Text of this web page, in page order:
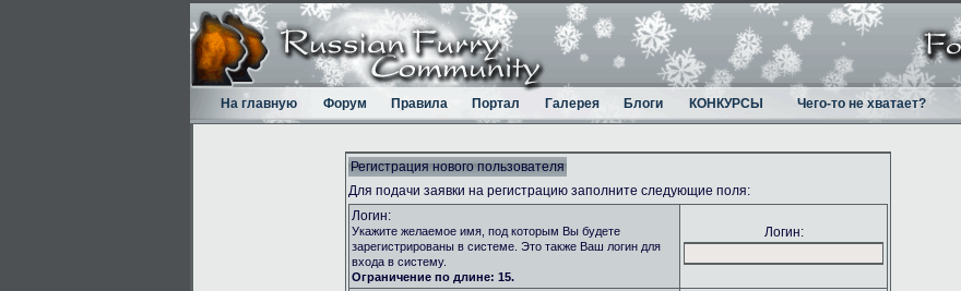
На главную Форум Правила Портал Галерея Блоги КОНКУРСЫ Чего-то не хватает?
Регистрация нового пользователя
Для подачи заявки на регистрацию заполните следующие поля:
Логин:
Укажите желаемое имя, под которым Вы будете
зарегистрированы в системе. Это также Ваш логин для
входа в систему.
Ограничение по длине: 15.
Логин: